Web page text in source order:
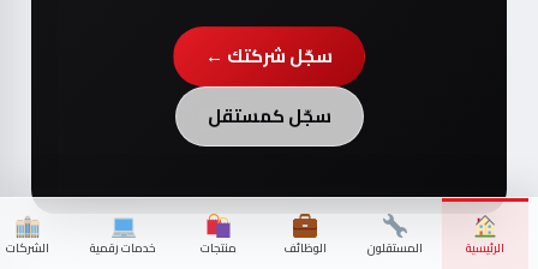
سجّل شركتك ←
سجّل كمستقل
الرئيسية المستقلون الوظائف منتجات خدمات رقمية الشركات